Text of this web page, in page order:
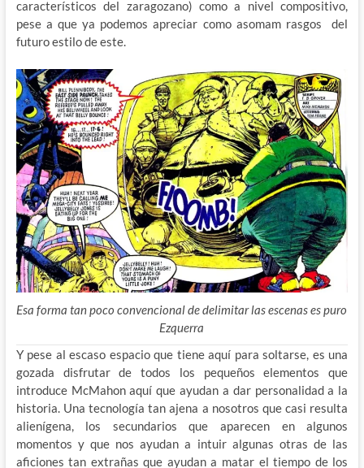
característicos del zaragozano) como a nivel compositivo,
pese a que ya podemos apreciar como asomam rasgos del
futuro estilo de este.
Esa forma tan poco convencional de delimitar las escenas es puro
Ezquerra
Y pese al escaso espacio que tiene aquí para soltarse, es una
gozada disfrutar de todos los pequeños elementos que
introduce McMahon aquí que ayudan a dar personalidad a la
historia. Una tecnología tan ajena a nosotros que casi resulta
alienígena, los secundarios que aparecen en algunos
momentos y que nos ayudan a intuir algunas otras de las
aficiones tan extrañas que ayudan a matar el tiempo de los